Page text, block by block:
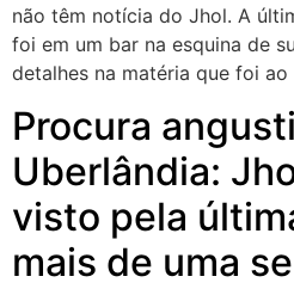
não têm notícia do Jhol. A
foi em um bar na esquina de
detalhes na matéria que foi
Procura
Uberlândia:
visto pela
mais de uma